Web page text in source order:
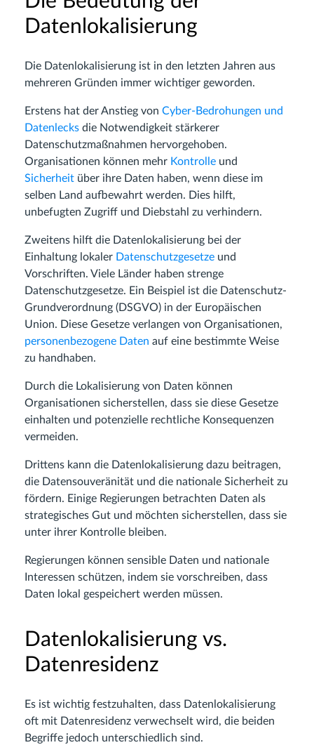
Datenlokalisierung
Die Datenlokalisierung ist in den letzten Jahren aus
mehreren Gründen immer wichtiger geworden.
Erstens hat der Anstieg von Cyber-Bedrohungen und
Datenlecks die Notwendigkeit stärkerer
Datenschutzmaßnahmen hervorgehoben.
Organisationen können mehr Kontrolle und
Sicherheit über ihre Daten haben, wenn diese im
selben Land aufbewahrt werden. Dies hilft,
unbefugten Zugriff und Diebstahl zu verhindern.
Zweitens hilft die Datenlokalisierung bei der
Einhaltung lokaler Datenschutzgesetze und
Vorschriften. Viele Länder haben strenge
Datenschutzgesetze. Ein Beispiel ist die Datenschutz-
Grundverordnung (DSGVO) in der Europäischen
Union. Diese Gesetze verlangen von Organisationen,
personenbezogene Daten auf eine bestimmte Weise
zu handhaben.
Durch die Lokalisierung von Daten können
Organisationen sicherstellen, dass sie diese Gesetze
einhalten und potenzielle rechtliche Konsequenzen
vermeiden.
Drittens kann die Datenlokalisierung dazu beitragen,
die Datensouveränität und die nationale Sicherheit zu
fördern. Einige Regierungen betrachten Daten als
strategisches Gut und möchten sicherstellen, dass sie
unter ihrer Kontrolle bleiben.
Regierungen können sensible Daten und nationale
Interessen schützen, indem sie vorschreiben, dass
Daten lokal gespeichert werden müssen.
Datenlokalisierung vs.
Datenresidenz
Es ist wichtig festzuhalten, dass Datenlokalisierung
oft mit Datenresidenz verwechselt wird, die beiden
Begriffe jedoch unterschiedlich sind.